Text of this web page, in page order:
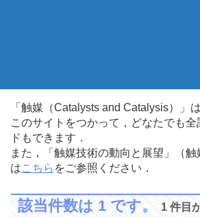
「触媒（Catalysts and Catalysis）」
このサイトをつかって，どなたでも
ドもできます．
また，「触媒技術の動向と展望」（
はこちら をご参照ください．
該当件数は 1 です。1 件目